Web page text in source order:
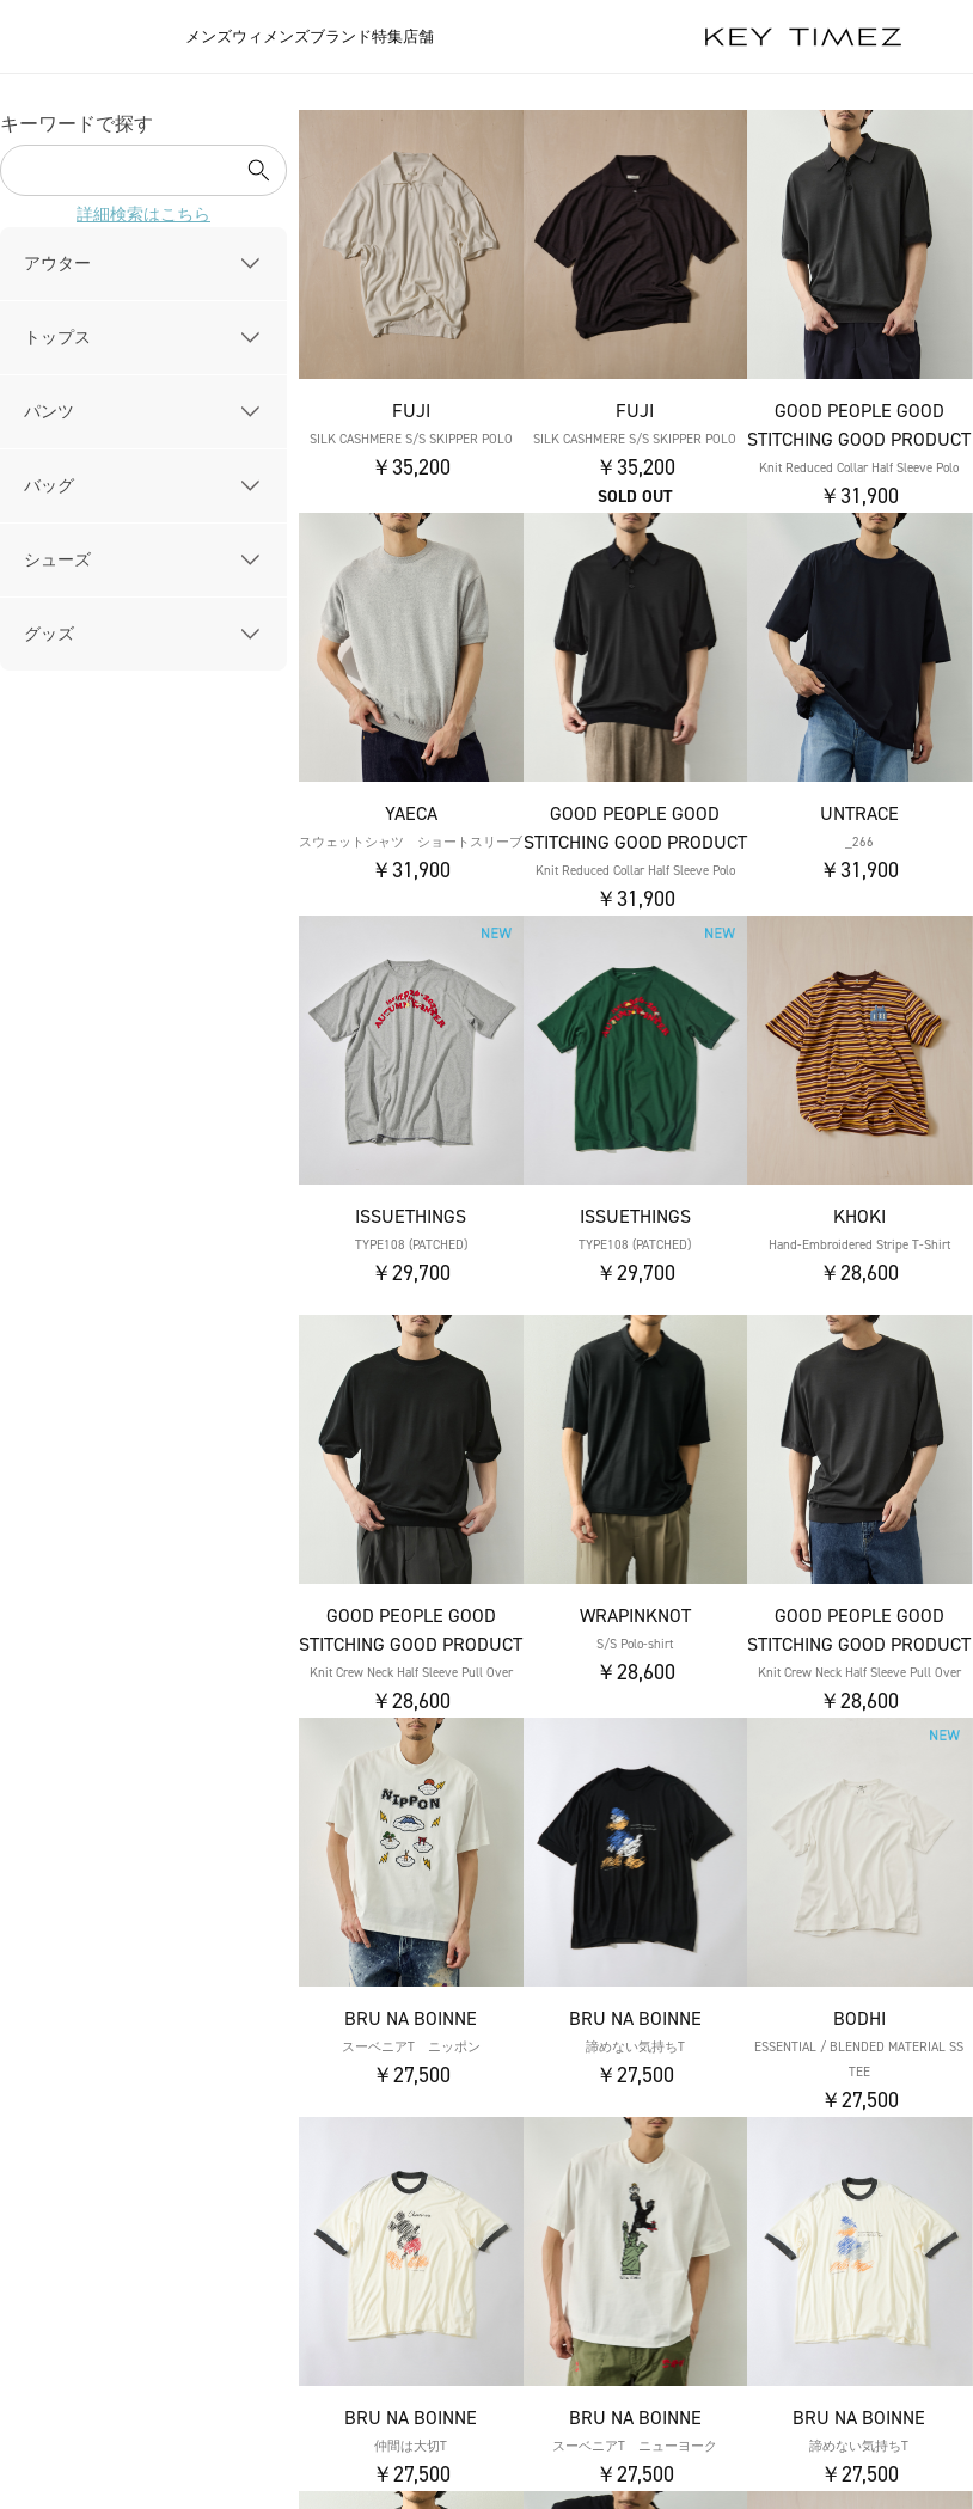
メンズウィメンズブランド特集店舗
キーワードで探す
詳細検索はこちら
アウター
トップス
パンツ
バッグ
シューズ
グッズ
FUJI
SILK CASHMERE S/S SKIPPER POLO
￥35,200
FUJI
SILK CASHMERE S/S SKIPPER POLO
￥35,200
SOLD OUT
GOOD PEOPLE GOOD
STITCHING GOOD PRODUCT
Knit Reduced Collar Half Sleeve Polo
￥31,900
YAECA
スウェットシャツ ショートスリーブ
￥31,900
GOOD PEOPLE GOOD
STITCHING GOOD PRODUCT
Knit Reduced Collar Half Sleeve Polo
￥31,900
UNTRACE
_266
￥31,900
ISSUETHINGS
TYPE108 (PATCHED)
￥29,700
ISSUETHINGS
TYPE108 (PATCHED)
￥29,700
KHOKI
Hand-Embroidered Stripe T-Shirt
￥28,600
GOOD PEOPLE GOOD
STITCHING GOOD PRODUCT
Knit Crew Neck Half Sleeve Pull Over
￥28,600
WRAPINKNOT
S/S Polo-shirt
￥28,600
GOOD PEOPLE GOOD
STITCHING GOOD PRODUCT
Knit Crew Neck Half Sleeve Pull Over
￥28,600
BRU NA BOINNE
スーベニアT ニッポン
￥27,500
BRU NA BOINNE
諦めない気持ちT
￥27,500
BODHI
ESSENTIAL / BLENDED MATERIAL SS
TEE
￥27,500
BRU NA BOINNE
仲間は大切T
￥27,500
BRU NA BOINNE
スーベニアT ニューヨーク
￥27,500
BRU NA BOINNE
諦めない気持ちT
￥27,500